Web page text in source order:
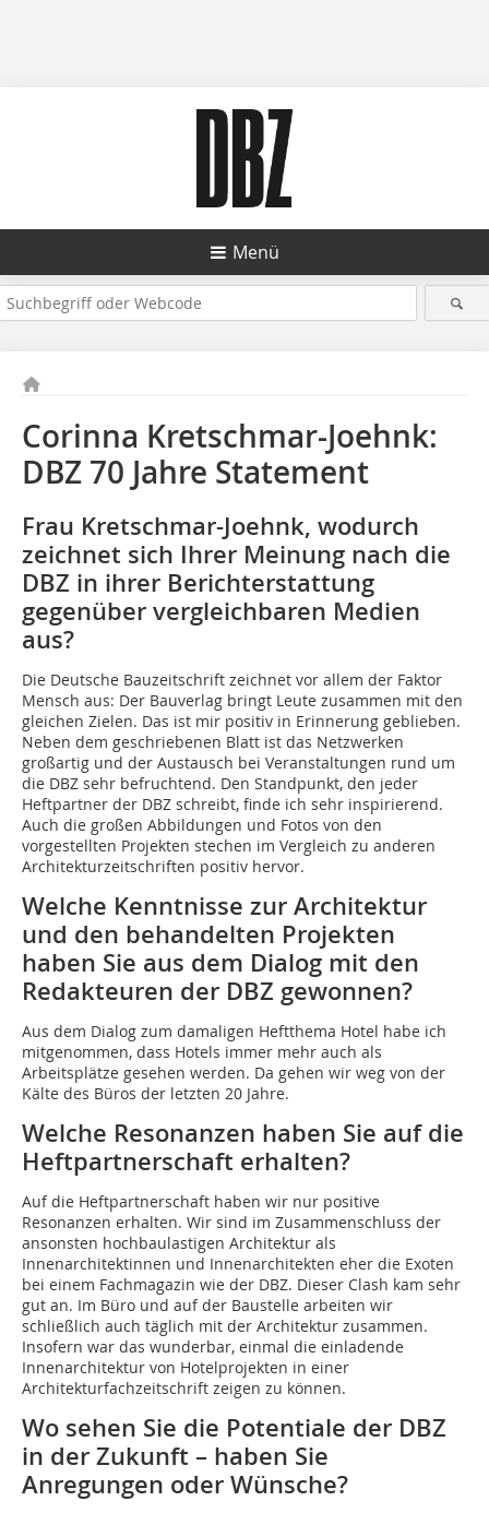
Menü
Corinna Kretschmar-Joehnk:
DBZ 70 Jahre Statement
Frau Kretschmar-Joehnk, wodurch
zeichnet sich Ihrer Meinung nach die
DBZ in ihrer Berichterstattung
gegenüber vergleichbaren Me­dien
aus?
Die Deutsche Bauzeitschrift zeichnet vor allem der Faktor
Mensch aus: Der Bauverlag bringt Leute zusammen mit den
gleichen Zielen. Das ist mir positiv in Erinnerung geblieben.
Neben dem geschriebenen Blatt ist das Netzwerken
großartig und der Austausch bei Veranstaltungen rund um
die DBZ sehr befruchtend. Den Standpunkt, den jeder
Heftpartner der DBZ schreibt, finde ich sehr inspirierend.
Auch die großen Abbildungen und Fotos von den
vorgestellten Projekten stechen im Vergleich zu anderen
Architekturzeitschriften positiv hervor.
Welche Kenntnisse zur Architektur
und den behandelten Projekten
haben Sie aus dem Dialog mit den
Redakteuren der DBZ gewonnen?
Aus dem Dialog zum damaligen Heftthema Hotel habe ich
mitgenommen, dass Hotels immer mehr auch als
Arbeitsplätze gesehen werden. Da gehen wir weg von der
Kälte des Büros der letzten 20 Jahre.
Welche Resonanzen haben Sie auf die
Heftpartnerschaft erhalten?
Auf die Heftpartnerschaft haben wir nur positive
Resonanzen erhalten. Wir sind im Zusammenschluss der
ansonsten hochbaulastigen Architektur als
Innenarchitektinnen und Innenarchitekten eher die Exoten
bei einem Fachmagazin wie der DBZ. Dieser Clash kam sehr
gut an. Im Büro und auf der Baustelle arbeiten wir
schließlich auch täglich mit der Architektur zusammen.
Insofern war das wunderbar, einmal die einladende
Innenarchitektur von Hotelprojekten in einer
Architekturfachzeitschrift zeigen zu können.
Wo sehen Sie die Potentiale der DBZ
in der Zukunft – haben Sie
Anregungen oder Wünsche?